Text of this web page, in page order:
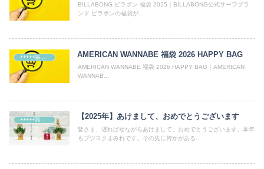
BILLABONG ビラボン 福袋 2025｜BILLABONG公式サーフブラ
ンド ビラボンの福袋が...
AMERICAN WANNABE 福袋 2026 HAPPY BAG
AMERICAN WANNABE 福袋 2026 HAPPY BAG｜AMERICAN
WANNAB...
【2025年】あけまして、おめでとうございます
皆さま、遅ればせながらあけまして、おめでとうございます。本年
もブツヨクまみれです。その先に何かがある...